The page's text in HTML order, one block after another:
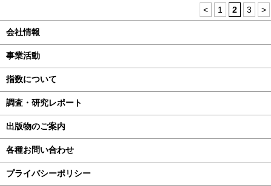
< 1 2 3 >
会社情報
事業活動
指数について
調査・研究レポート
出版物のご案内
各種お問い合わせ
プライバシーポリシー